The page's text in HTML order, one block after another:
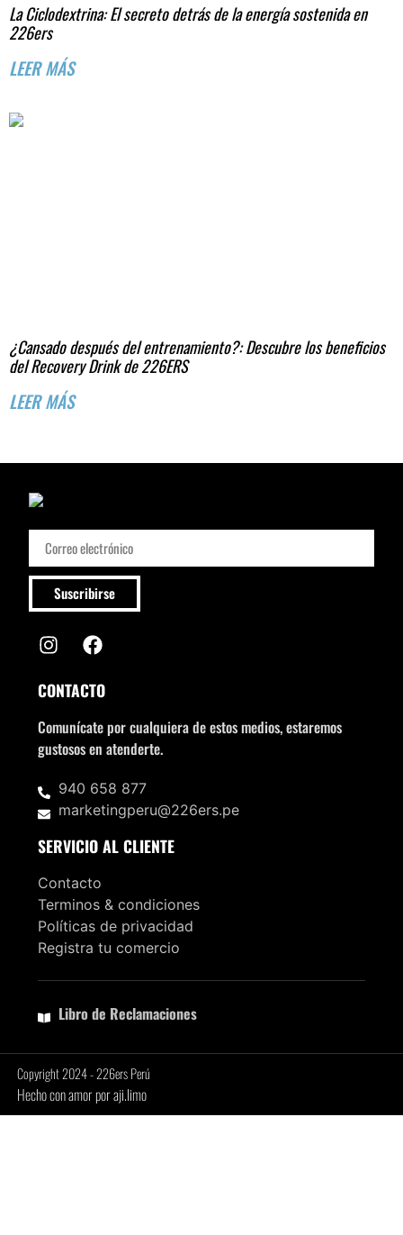
La Ciclodextrina: El secreto detrás de la energía sostenida en
226ers
LEER MÁS
¿Cansado después del entrenamiento?: Descubre los beneficios
del Recovery Drink de 226ERS
LEER MÁS
Suscribirse
CONTACTO
Comunícate por cualquiera de estos medios, estaremos
gustosos en atenderte.
940 658 877
marketingperu@226ers.pe
SERVICIO AL CLIENTE
Contacto
Terminos & condiciones
Políticas de privacidad
Registra tu comercio
Libro de Reclamaciones
Copyright 2024 - 226ers Perú
Hecho con amor por aji.limo